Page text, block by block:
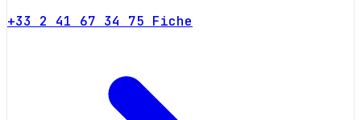
+33 2 41 67 34 75 Fiche